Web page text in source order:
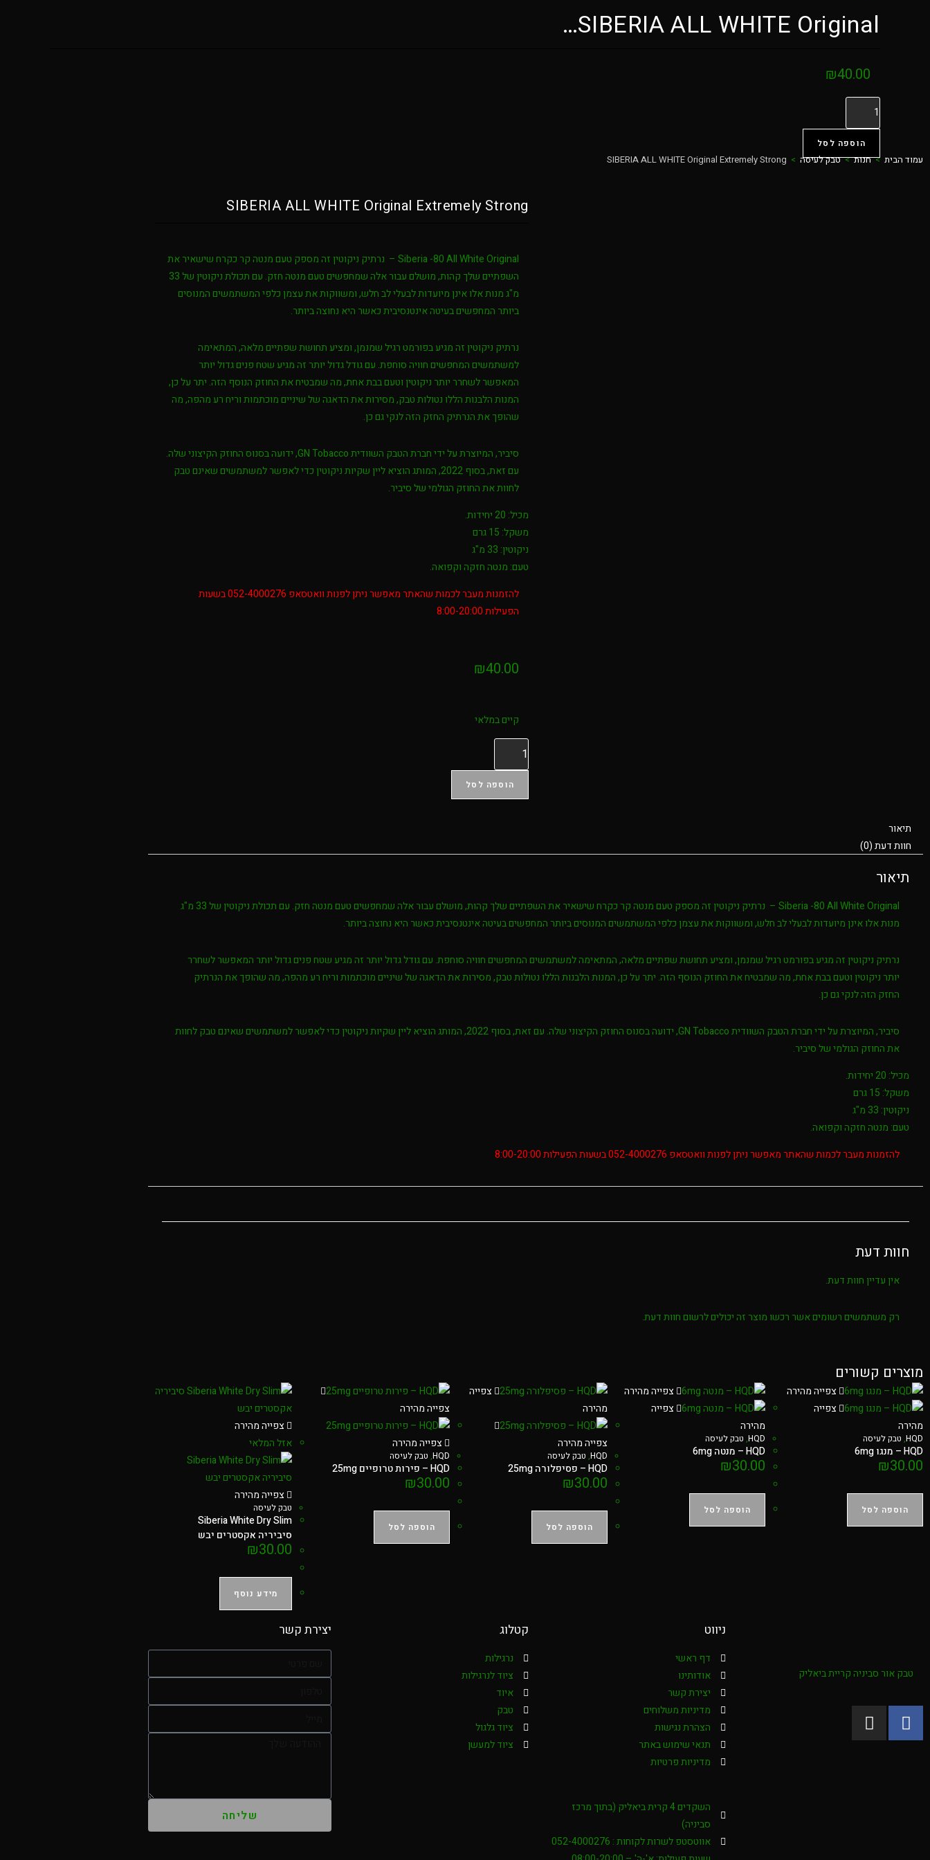
SIBERIA ALL WHITE Original…
₪40.00
הוספה לסל
עמוד הבית > חנות > טבק לעיסה >
SIBERIA ALL WHITE Original Extremely Strong
SIBERIA ALL WHITE Original Extremely Strong
Siberia -80 All White Original –
נרתיק ניקוטין זה מספק טעם מנטה קר כקרח שישאיר את
השפתיים שלך קהות, מושלם עבור אלה שמחפשים טעם מנטה חזק. עם תכולת ניקוטין של 33
מ"ג מנות אלו אינן מיועדות לבעלי לב חלש, ומשווקות את עצמן כלפי המשתמשים המנוסים
ביותר המחפשים בעיטה אינטנסיבית כאשר היא נחוצה ביותר.
נרתיק ניקוטין זה מגיע בפורמט רגיל שמנמן, ומציע תחושת שפתיים מלאה, המתאימה
למשתמשים המחפשים חוויה סוחפת. עם גודל גדול יותר זה מגיע שטח פנים גדול יותר
המאפשר לשחרר יותר ניקוטין וטעם בבת אחת, מה שמבטיח את החוזק הנוסף הזה. יתר על כן,
המנות הלבנות הללו נטולות טבק, מסירות את הדאגה של שיניים מוכתמות וריח רע מהפה, מה
שהופך את הנרתיק החזק הזה לנקי גם כן.
סיביר, המיוצרת על ידי חברת הטבק השוודית GN Tobacco, ידועה בסנוס החוזק הקיצוני שלה.
עם זאת, בסוף 2022, המותג הוציא ליין שקיות ניקוטין כדי לאפשר למשתמשים שאינם טבק
לחוות את החוזק הגולמי של סיביר.
מכיל: 20 יחידות.
משקל: 15 גרם
ניקוטין: 33 מ"ג
טעם: מנטה חזקה וקפואה.
להזמנות מעבר לכמות שהאתר מאפשר ניתן לפנות וואטסאפ 052-4000276 בשעות
הפעילות 8:00-20:00
₪40.00
קיים במלאי
הוספה לסל
תיאור
חוות דעת (0)
תיאור
Siberia -80 All White Original –
נרתיק ניקוטין זה מספק טעם מנטה קר כקרח שישאיר את השפתיים שלך קהות, מושלם עבור אלה שמחפשים טעם מנטה חזק. עם תכולת ניקוטין של 33 מ"ג
מנות אלו אינן מיועדות לבעלי לב חלש, ומשווקות את עצמן כלפי המשתמשים המנוסים ביותר המחפשים בעיטה אינטנסיבית כאשר היא נחוצה ביותר.
נרתיק ניקוטין זה מגיע בפורמט רגיל שמנמן, ומציע תחושת שפתיים מלאה, המתאימה למשתמשים המחפשים חוויה סוחפת. עם גודל גדול יותר זה מגיע שטח פנים גדול יותר המאפשר לשחרר
יותר ניקוטין וטעם בבת אחת, מה שמבטיח את החוזק הנוסף הזה. יתר על כן, המנות הלבנות הללו נטולות טבק, מסירות את הדאגה של שיניים מוכתמות וריח רע מהפה, מה שהופך את הנרתיק
החזק הזה לנקי גם כן.
סיביר, המיוצרת על ידי חברת הטבק השוודית GN Tobacco, ידועה בסנוס החוזק הקיצוני שלה. עם זאת, בסוף 2022, המותג הוציא ליין שקיות ניקוטין כדי לאפשר למשתמשים שאינם טבק לחוות
את החוזק הגולמי של סיביר.
מכיל: 20 יחידות.
משקל: 15 גרם
ניקוטין: 33 מ"ג
טעם: מנטה חזקה וקפואה.
להזמנות מעבר לכמות שהאתר מאפשר ניתן לפנות וואטסאפ 052-4000276 בשעות הפעילות 8:00-20:00
חוות דעת
אין עדיין חוות דעת.
רק משתמשים רשומים אשר רכשו מוצר זה יכולים לרשום חוות דעת.
מוצרים קשורים
צפייה מהירה
צפייה
מהירה
HQD
, טבק לעיסה
HQD – מנגו 6mg
₪30.00
הוספה לסל
צפייה מהירה
צפייה
מהירה
HQD
, טבק לעיסה
HQD – מנטה 6mg
₪30.00
הוספה לסל
צפייה
מהירה
צפייה מהירה
HQD
, טבק לעיסה
HQD – פסיפלורה 25mg
₪30.00
הוספה לסל
צפייה מהירה
צפייה מהירה
HQD
, טבק לעיסה
HQD – פירות טרופיים 25mg
₪30.00
הוספה לסל
צפייה מהירה
אזל המלאי
צפייה מהירה
טבק לעיסה
Siberia White Dry Slim
סיביריה אקסטרים יבש
₪30.00
מידע נוסף
טבק אור סביניה קריית ביאליק
ניווט
דף ראשי
אודותינו
יצירת קשר
מדיניות משלוחים
הצהרת נגישות
תנאי שימוש באתר
מדיניות פרטיות
השקדים 4 קרית ביאליק (בתוך מרכז
סביניה)
אווטסטפ לשרות לקוחות : 052-4000276
קטלוג
נרגילות
ציוד לנרגילות
איוד
טבק
ציוד גלגול
ציוד למעשן
יצירת קשר
שליחה